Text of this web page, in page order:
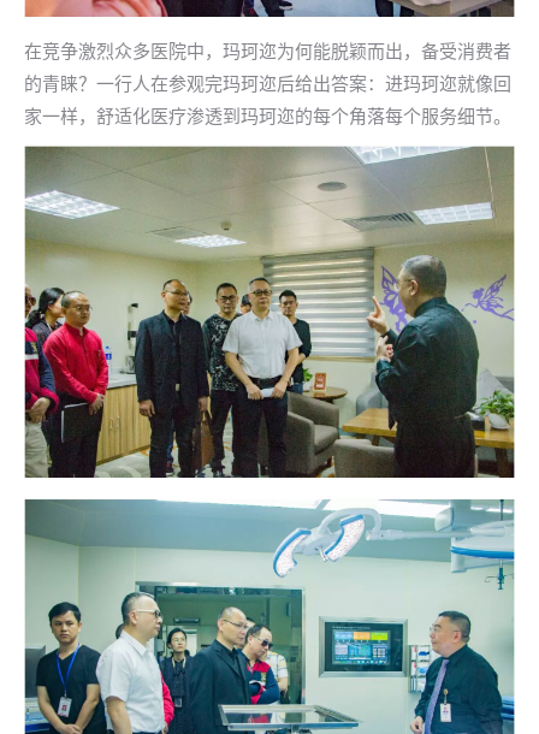
在竞争激烈众多医院中，玛珂迩为何能脱颖而出，备受消费者
的青睐？一行人在参观完玛珂迩后给出答案：进玛珂迩就像回
家一样，舒适化医疗渗透到玛珂迩的每个角落每个服务细节。